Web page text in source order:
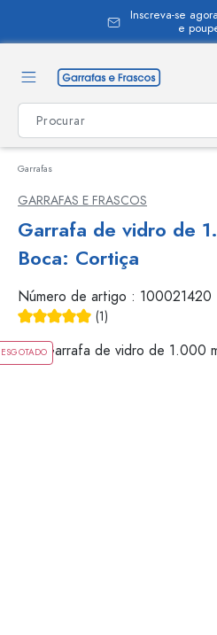
Inscreva-se
e
Garrafas
GARRAFAS E FRASCOS
Garrafa de vidro de
Boca: Cortiça
Número de artigo : 100021420
(1)
ESGOTADO